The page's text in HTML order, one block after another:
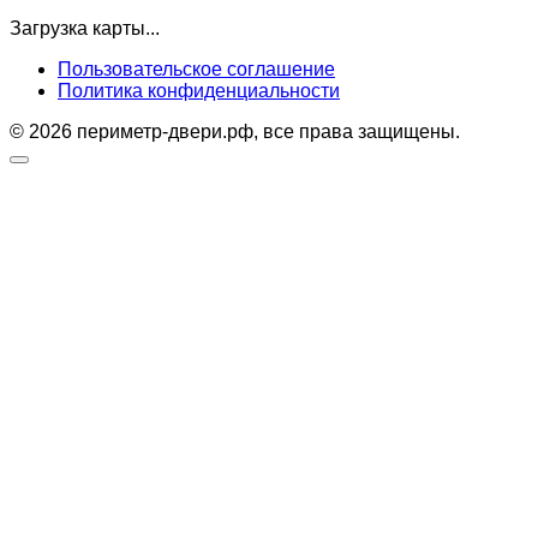
Загрузка карты...
Пользовательское соглашение
Политика конфиденциальности
© 2026 периметр-двери.рф, все права защищены.